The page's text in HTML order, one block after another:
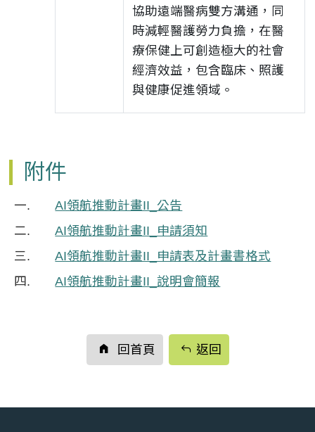
協助遠端醫病雙方溝通，同
時減輕醫護勞力負擔，在醫
療保健上可創造極大的社會
經濟效益，包含臨床、照護
與健康促進領域。​ ​
附件
AI領航推動計畫II_公告
AI領航推動計畫II_申請須知​
AI領航推動計畫II_申請表及計畫書格式​
AI領航推動計畫II_說明會簡報
回首頁 返回